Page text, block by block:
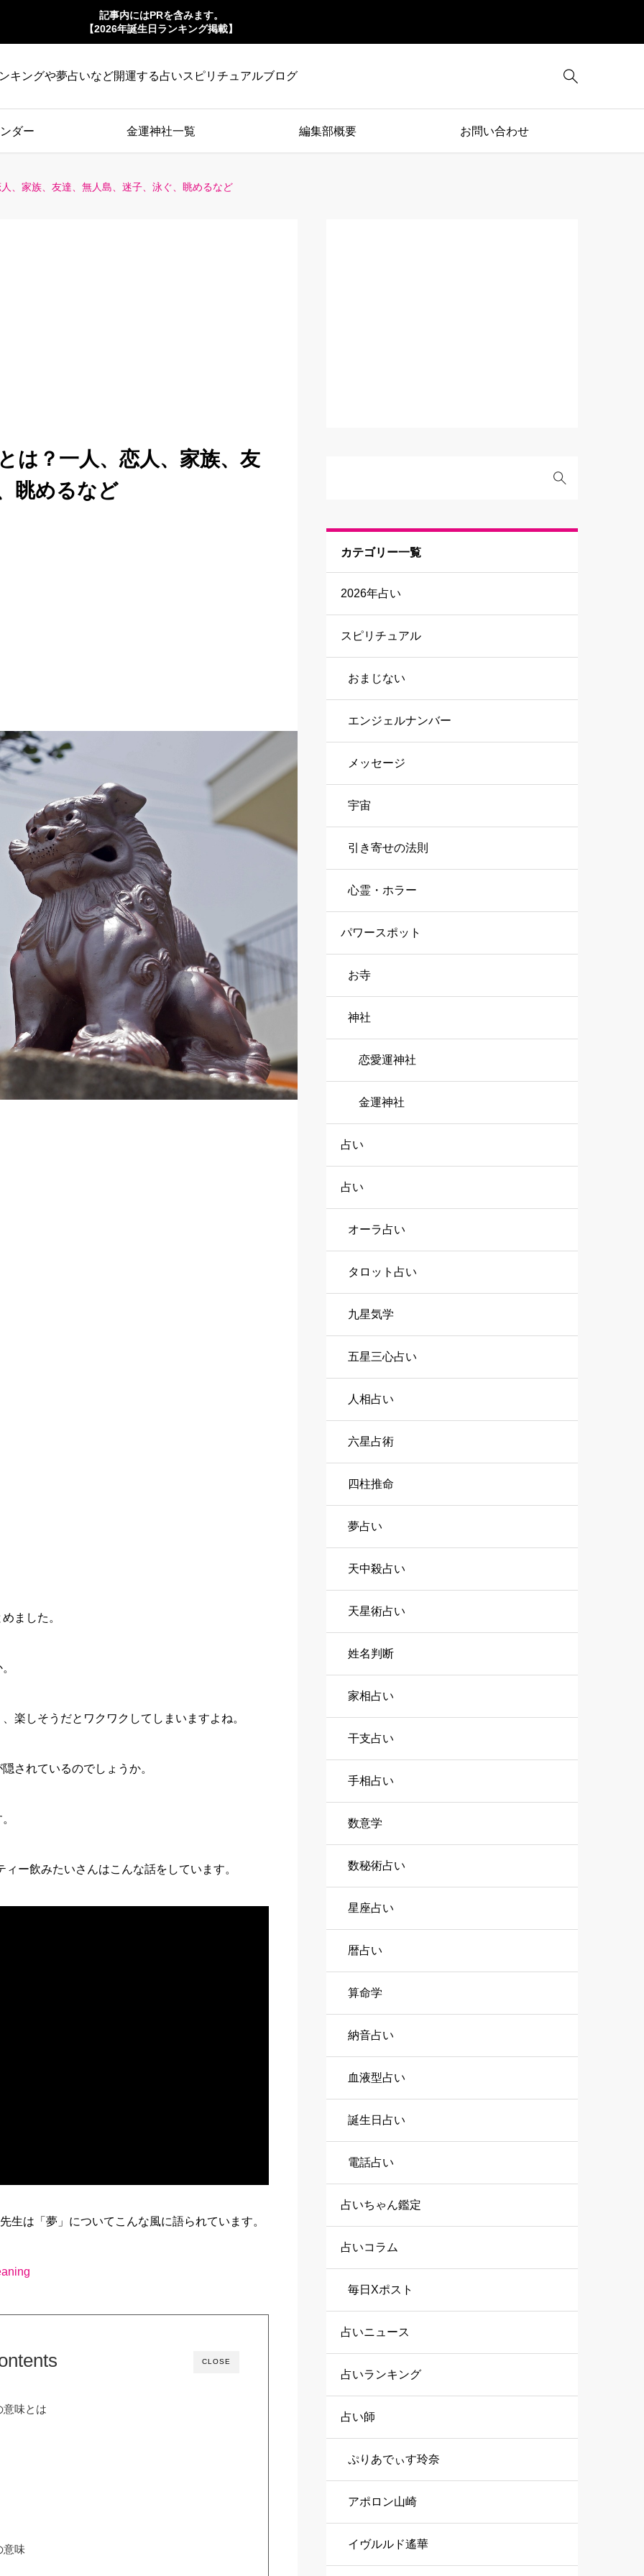
記事内にはPRを含みます。
【2026年誕生日ランキング掲載】
キングや夢占いなど開運する占いスピリチュアルブログ 
ダー 金運神社一覧 編集部概要 お問い合わせ
、家族、友達、無人島、迷子、泳ぐ、眺めるなど
は？一人、恋人、家族、友
眺めるなど
ました。
楽しそうだとワクワクしてしまいますよね。
されているのでしょうか。
ー飲みたいさんはこんな話をしています。
生は「夢」についてこんな風に語られています。
CLOSE
意味とは
意味
カテゴリー一覧
2026年占い
スピリチュアル
おまじない
エンジェルナンバー
メッセージ
宇宙
引き寄せの法則
心霊・ホラー
パワースポット
お寺
神社
恋愛運神社
金運神社
占い
占い
オーラ占い
タロット占い
九星気学
五星三心占い
人相占い
六星占術
四柱推命
夢占い
天中殺占い
天星術占い
姓名判断
家相占い
干支占い
手相占い
数意学
数秘術占い
星座占い
暦占い
算命学
納音占い
血液型占い
誕生日占い
電話占い
占いちゃん鑑定
占いコラム
毎日Xポスト
占いニュース
占いランキング
占い師
ぷりあでぃす玲奈
アポロン山崎
イヴルルド遙華